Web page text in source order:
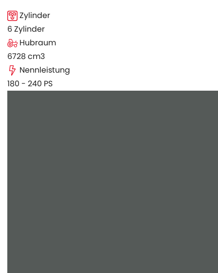
Zylinder
6 Zylinder
Hubraum
6728 cm3
Nennleistung
180 - 240 PS